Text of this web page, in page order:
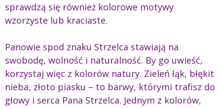
sprawdzą się również kolorowe motywy
wzorzyste lub kraciaste.
Panowie spod znaku Strzelca stawiają na
swobodę, wolność i naturalność. By go uwieść,
korzystaj więc z kolorów natury. Zieleń łąk, błękit
nieba, złoto piasku – to barwy, którymi trafisz do
głowy i serca Pana Strzelca. Jednym z kolorów,